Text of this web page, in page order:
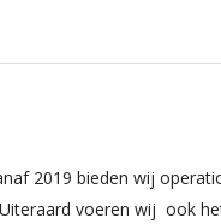
2019 bieden wij
voeren wij ook